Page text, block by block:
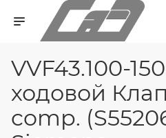
VVF43.100-
ходовой
comp.